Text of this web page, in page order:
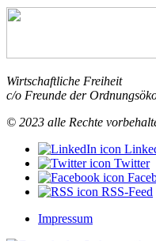
Wirtschaftliche Freiheit
c/o Freunde der
© 2023 alle Rechte
Twitter
RSS-Feed
Impressum